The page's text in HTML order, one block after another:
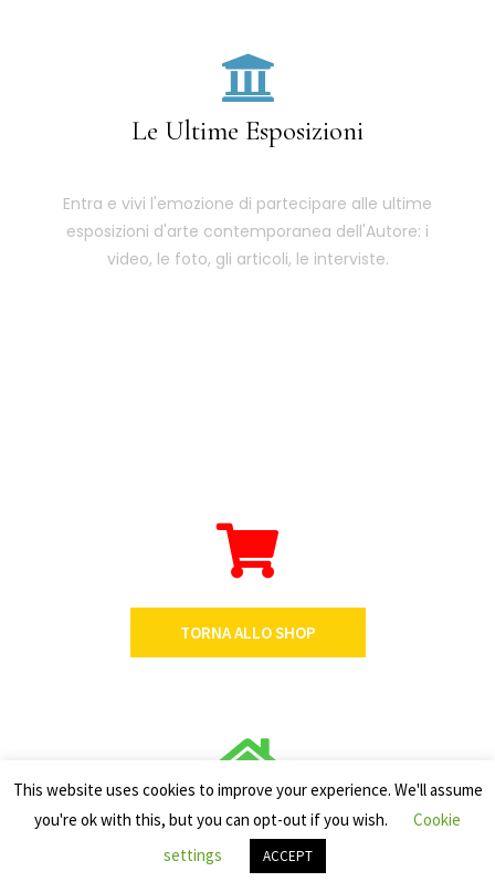
Le Ultime Esposizioni
Entra e vivi l'emozione di partecipare alle ultime
esposizioni d'arte contemporanea dell'Autore: i
video, le foto, gli articoli, le interviste.
TORNA ALLO SHOP
TORNA ALLA HOME
This website uses cookies to improve your experience. We'll assume
you're ok with this, but you can opt-out if you wish.
Cookie
settings
ACCEPT